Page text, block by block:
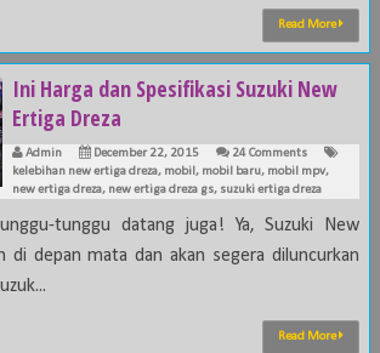
Read More
Ini Harga dan Spesifikasi Suzuki New
Ertiga Dreza
Admin December 22, 2015
24 Comments
kelebihan new ertiga dreza, mobil , mobil baru, mobil mpv,
new ertiga dreza, new ertiga dreza gs, suzuki ertiga dreza
tunggu datang juga! Ya, Suzuki New
di depan mata dan akan segera diluncurkan
Read More